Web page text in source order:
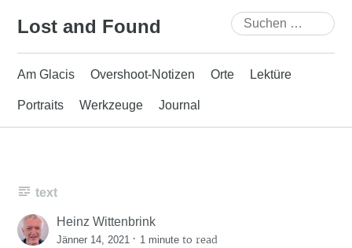
Lost and Found
Suchen
nach:
Am Glacis Overshoot-Notizen Orte Lektüre
Portraits Werkzeuge Journal
text
Heinz Wittenbrink
Jänner 14, 2021 · 1 minute to read